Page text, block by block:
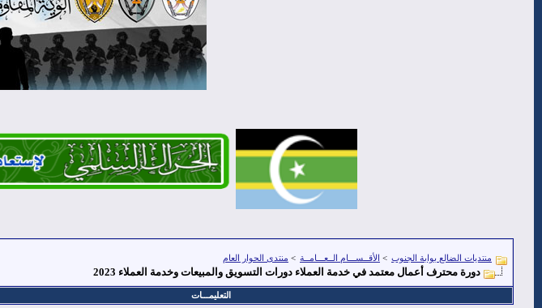
منتديات الضالع بوابة الجنوب > الأقــســـام الــعـــامــة > منتدى الحوار العام
دورة محترف أعمال معتمد في خدمة العملاء دورات التسويق والمبيعات وخدمة العملاء 2023
التعليمـــات